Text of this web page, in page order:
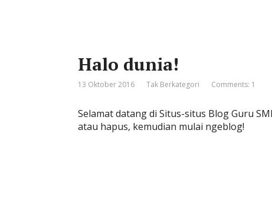
Halo dunia!
13 Oktober 2016 Tak Berkategori Comments: 1
Selamat datang di Situs-situs Blog Guru
atau hapus, kemudian mulai ngeblog!